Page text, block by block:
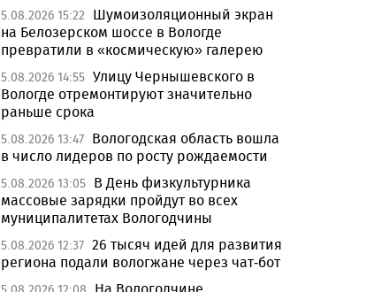
5.08.2026 15:22
Шумоизоляционный экран
на Белозерском шоссе в Вологде
превратили в «космическую» галерею
5.08.2026 14:55 Улицу Чернышевского в
Вологде отремонтируют значительно
раньше срока
5.08.2026 13:47 Вологодская область вошла
в число лидеров по росту рождаемости
5.08.2026 13:05 В День физкультурника
массовые зарядки пройдут во всех
муниципалитетах Вологодчины
5.08.2026 12:37 26 тысяч идей для развития
региона подали вологжане через чат-бот